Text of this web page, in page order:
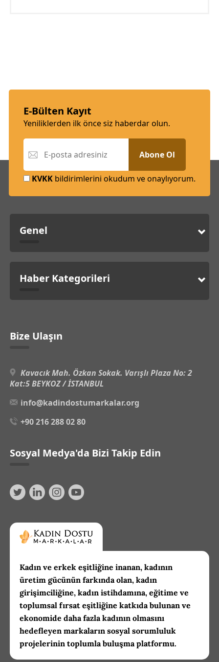
E-Bülten Kayıt
Yeniliklerden ilk önce siz haberdar olun.
Abone Ol
KVKK bildirimlerini okudum ve onaylıyorum.
Genel
Haber Kategorileri
Bize Ulaşın
Kavacık Mah. Özkan Sokak. Varışlı Plaza No: 2
Kat:5 BEYKOZ / İSTANBUL
info@kadindostumarkalar.org
+90 216 288 02 80
Sosyal Medya'da Bizi Takip Edin
Kadın ve erkek eşitliğine inanan, kadının
üretim gücünün farkında olan, kadın
girişimciliğine, kadın istihdamına, eğitime ve
toplumsal fırsat eşitliğine katkıda bulunan ve
ekonomide daha fazla kadının olmasını
hedefleyen markaların sosyal sorumluluk
projelerinin toplumla buluşma platformu.